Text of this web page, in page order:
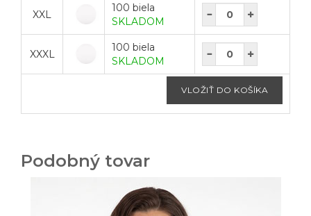
XXL
100 biela
SKLADOM
XXXL
100 biela
SKLADOM
Podobný tovar